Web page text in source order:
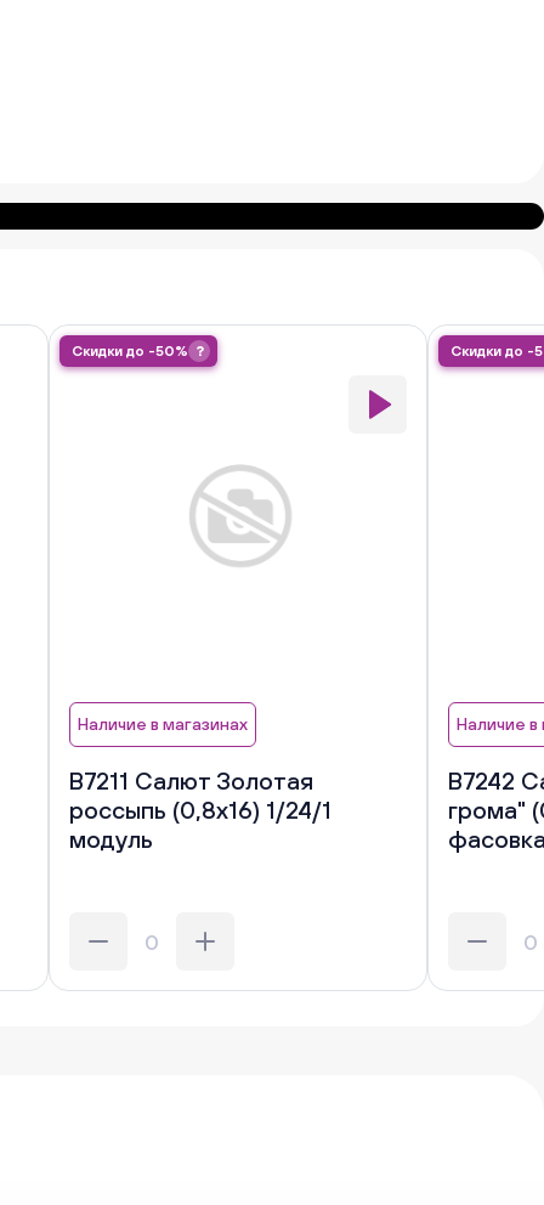
Скидки до -50% ?
Наличие в магазинах
В7211 Салют Золотая
россыпь (0,8х16) 1/24/1
модуль
Скидки до -
Наличие в
В7242
грома"